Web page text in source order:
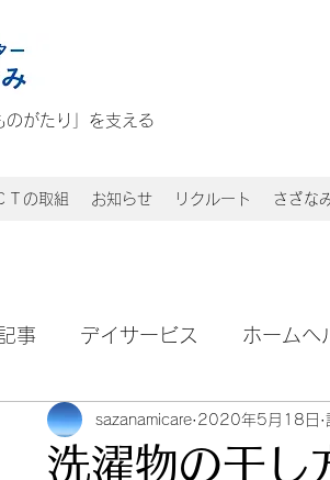
のがたり」を支える
Ｔの取組 お知らせ リクルート さざな
事 デイサービス ホームヘ
洗濯物の干し
sazanamicare 2020年5月18日